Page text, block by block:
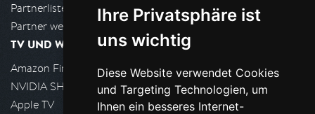
Ihre Privatsphäre ist
uns wichtig
Diese Website verwendet Cookies
und Targeting Technologien, um
Ihnen ein besseres Internet-
Partnerliste
Partner werden
TV UND WOHNZIMMER
Amazon FireTV
NVIDIA SHIELD, Google TV
Apple TV